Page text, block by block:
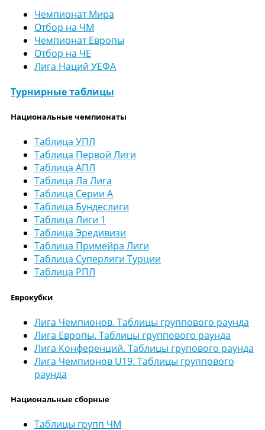
Чемпионат Мира
Отбор на ЧМ
Чемпионат Европы
Отбор на ЧЕ
Лига Наций УЕФА
Турнирные таблицы
Национальные чемпионаты
Таблица УПЛ
Таблица Первой Лиги
Таблица АПЛ
Таблица Ла Лига
Таблица Серии А
Таблица Бундеслиги
Таблица Лиги 1
Таблица Эредивизи
Таблица Примейра Лиги
Таблица Суперлиги Турции
Таблица РПЛ
Еврокубки
Лига Чемпионов. Таблицы группового раунда
Лига Европы. Таблицы группового раунда
Лига Конференций. Таблицы групового раунда
Лига Чемпионов U19. Таблицы группового
раунда
Национальные сборные
Таблицы групп ЧМ